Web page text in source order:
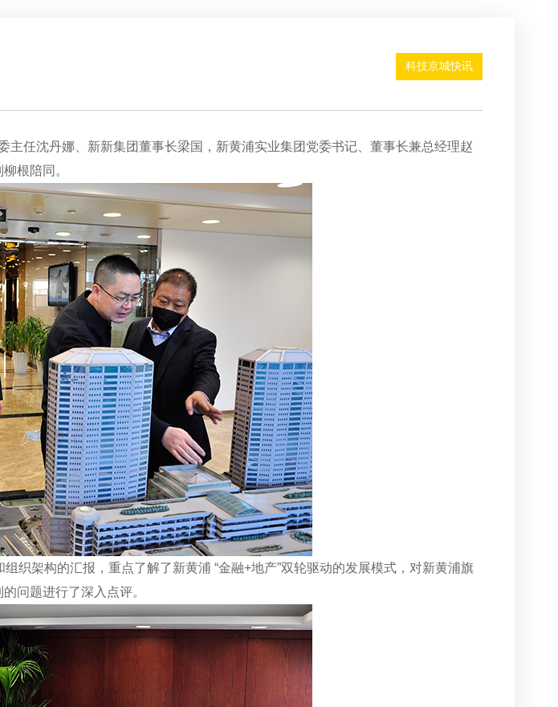
科技京城快讯
任沈丹娜、新新集团董事长梁国，新黄浦实业集团党委书记、董事长兼总经理赵
根陪同。
织架构的汇报，重点了解了新黄浦 “金融+地产”双轮驱动的发展模式，对新黄浦旗
问题进行了深入点评。